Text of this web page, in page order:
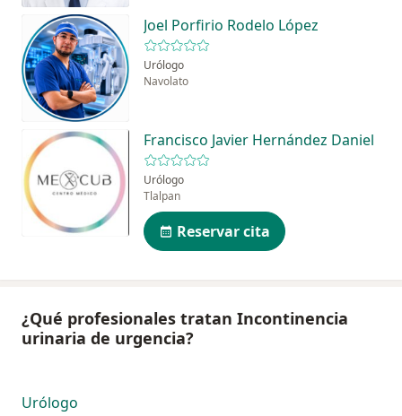
Joel Porfirio Rodelo López
Urólogo
Navolato
Francisco Javier Hernández Daniel
Urólogo
Tlalpan
Reservar cita
¿Qué profesionales tratan Incontinencia
urinaria de urgencia?
Urólogo